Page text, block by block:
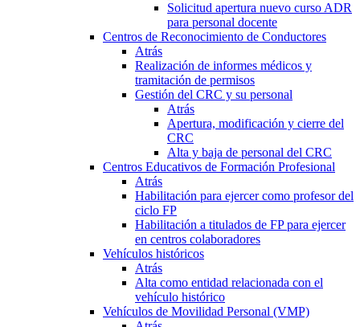
Solicitud apertura nuevo curso ADR
para personal docente
Centros de Reconocimiento de Conductores
Atrás
Realización de informes médicos y
tramitación de permisos
Gestión del CRC y su personal
Atrás
Apertura, modificación y cierre del
CRC
Alta y baja de personal del CRC
Centros Educativos de Formación Profesional
Atrás
Habilitación para ejercer como profesor del
ciclo FP
Habilitación a titulados de FP para ejercer
en centros colaboradores
Vehículos históricos
Atrás
Alta como entidad relacionada con el
vehículo histórico
Vehículos de Movilidad Personal (VMP)